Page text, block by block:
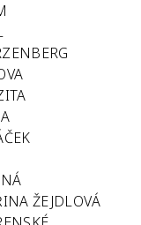
ŽEJDLOVÁ